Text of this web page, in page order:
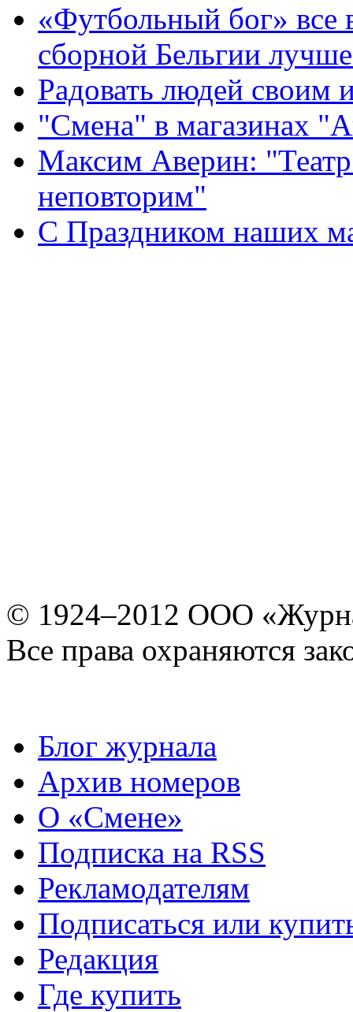
«Футбольный бог» все
сборной Бельгии
Радовать людей своим
"Смена" в магазинах
Максим Аверин:
неповторим"
С Праздником наших
© 1924–2012 ООО
Все права охраняются
Блог журнала
Архив номеров
О «Смене»
Подписка на RSS
Рекламодателям
Подписаться или
Редакция
Где купить